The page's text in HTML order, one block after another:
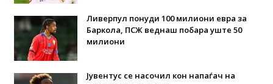
Ливерпул понуди 100 милиони евра за
Баркола, ПСЖ веднаш побара уште 50
милиони
Јувентус се насочил кон напаѓач на